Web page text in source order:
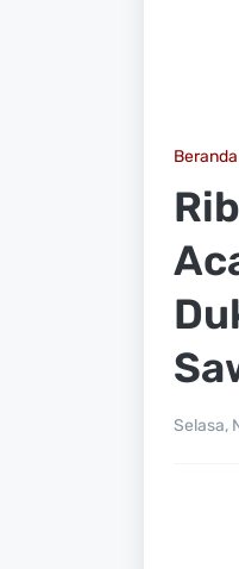
Beranda
Selasa,